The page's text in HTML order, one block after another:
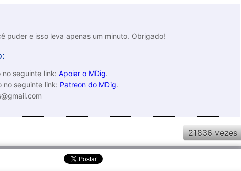
puder e isso leva apenas um minuto. Obrigado!
seguinte link: Apoiar o MDig.
no seguinte link: Patreon do MDig.
21836 vezes